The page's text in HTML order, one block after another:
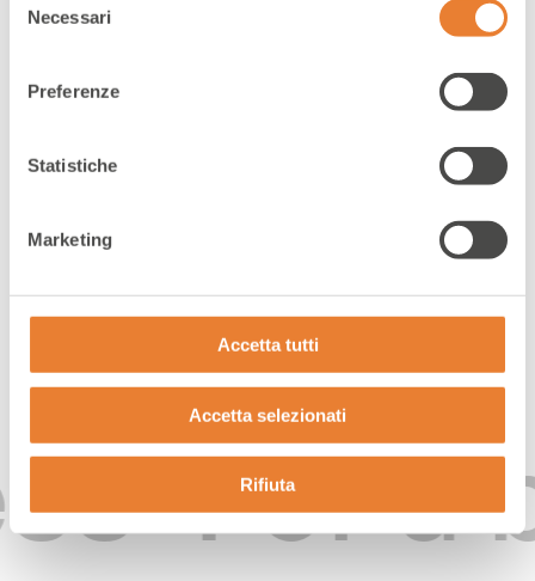
delNecessari
Preferenze
Statistiche
Marketing
Accetta tutti
Accetta selezionati
Rifiuta
Valorizziamo i principi del brand in ogni interazione,
incrementando fiducia e soddisfazione, costruendo
relazioni solide e durature con i consumatori.
For a